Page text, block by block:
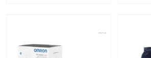
Sarf Malzemeleri